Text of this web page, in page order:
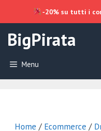
contenuto
BigPirata
Menu
Home / Ecommerce /
-20% su tutti i